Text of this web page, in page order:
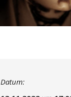
Datum: